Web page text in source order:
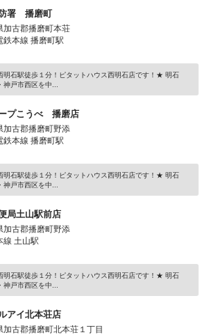
署 播磨町
加古郡播磨町本荘
鉄本線 播磨町駅
明石駅徒歩１分！ピタットハウス西明石店です！★ 明石
神戸市西区を中...
プこうべ 播磨店
加古郡播磨町野添
鉄本線 播磨町駅
明石駅徒歩１分！ピタットハウス西明石店です！★ 明石
神戸市西区を中...
局土山駅前店
加古郡播磨町野添
線 土山駅
明石駅徒歩１分！ピタットハウス西明石店です！★ 明石
神戸市西区を中...
アイ北本荘店
加古郡播磨町北本荘１丁目